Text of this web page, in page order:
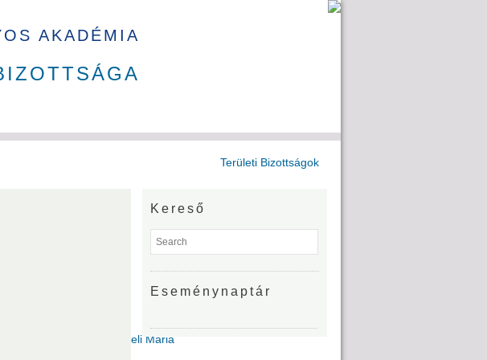
AKADÉMIA
Deli Mária
Területi Bizottságok
Kereső
Eseménynaptár